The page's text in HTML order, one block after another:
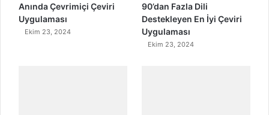
Anında Çevrimiçi Çeviri
Uygulaması
Ekim 23, 2024
90’dan Fazla Dili
Destekleyen En İyi Çeviri
Uygulaması
Ekim 23, 2024